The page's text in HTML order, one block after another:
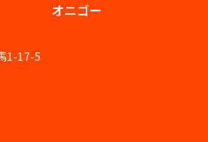
オニゴー
1-17-5